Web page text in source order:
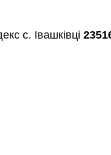
с. Івашківці